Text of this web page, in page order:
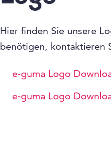
Hier finden Sie unsere
benötigen, kontaktieren
e-guma Logo
e-guma Logo